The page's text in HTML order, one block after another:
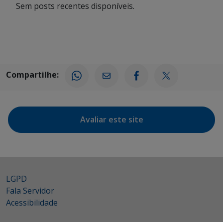
Sem posts recentes disponíveis.
Compartilhe:
Avaliar este site
LGPD
Fala Servidor
Acessibilidade